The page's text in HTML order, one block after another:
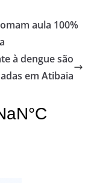
aula 100%
à dengue são
em Atibaia